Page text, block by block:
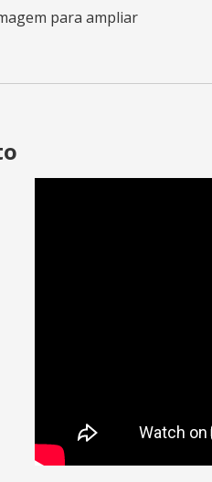
para ampliar